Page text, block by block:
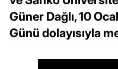
Güner Dağlı, 10
Günü dolayısıyla